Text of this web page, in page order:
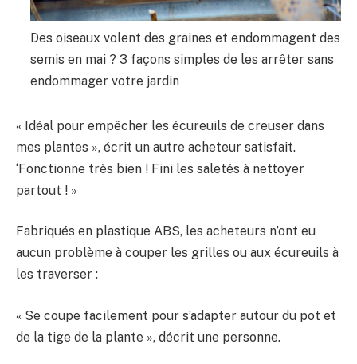
Des oiseaux volent des graines et endommagent des
semis en mai ? 3 façons simples de les arrêter sans
endommager votre jardin
« Idéal pour empêcher les écureuils de creuser dans
mes plantes », écrit un autre acheteur satisfait.
‘Fonctionne très bien ! Fini les saletés à nettoyer
partout ! »
Fabriqués en plastique ABS, les acheteurs n’ont eu
aucun problème à couper les grilles ou aux écureuils à
les traverser :
« Se coupe facilement pour s’adapter autour du pot et
de la tige de la plante », décrit une personne.